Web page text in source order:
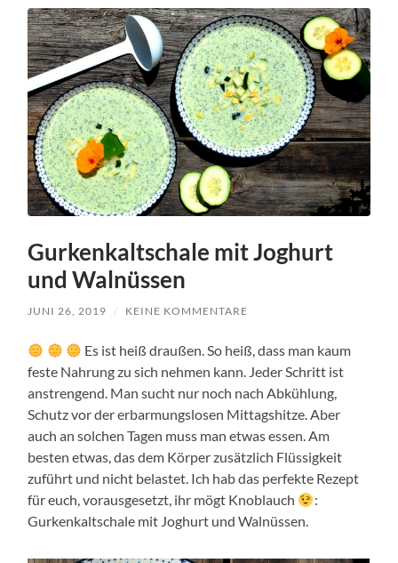
Gurkenkaltschale mit Joghurt
und Walnüssen
JUNI 26, 2019 / KEINE KOMMENTARE
Es ist heiß draußen. So heiß, dass man kaum
feste Nahrung zu sich nehmen kann. Jeder Schritt ist
anstrengend. Man sucht nur noch nach Abkühlung,
Schutz vor der erbarmungslosen Mittagshitze. Aber
auch an solchen Tagen muss man etwas essen. Am
besten etwas, das dem Körper zusätzlich Flüssigkeit
zuführt und nicht belastet. Ich hab das perfekte Rezept
für euch, vorausgesetzt, ihr mögt Knoblauch
:
Gurkenkaltschale mit Joghurt und Walnüssen.